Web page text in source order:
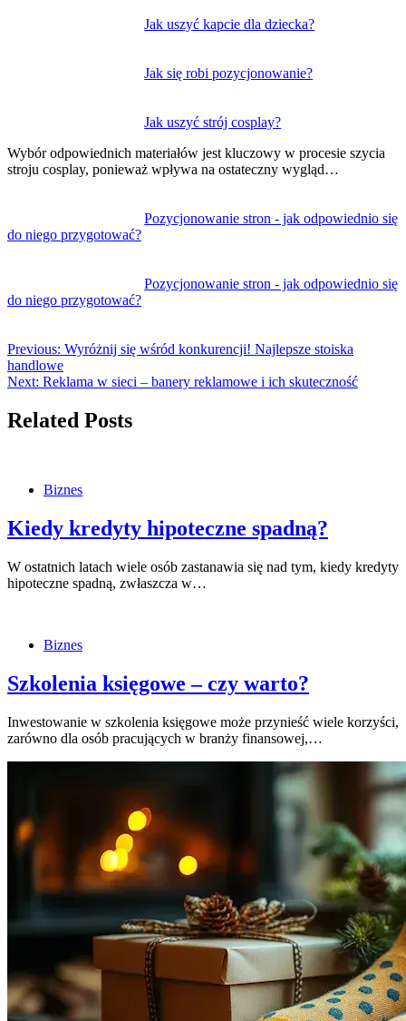
Jak uszyć kapcie dla dziecka?
Jak się robi pozycjonowanie?
Jak uszyć strój cosplay?
Wybór odpowiednich materiałów jest kluczowy w procesie szycia
stroju cosplay, ponieważ wpływa na ostateczny wygląd…
Pozycjonowanie stron - jak odpowiednio się
do niego przygotować?
Pozycjonowanie stron - jak odpowiednio się
do niego przygotować?
Previous: Wyróżnij się wśród konkurencji! Najlepsze stoiska
handlowe
Next: Reklama w sieci – banery reklamowe i ich skuteczność
Related Posts
Biznes
Kiedy kredyty hipoteczne spadną?
W ostatnich latach wiele osób zastanawia się nad tym, kiedy kredyty
hipoteczne spadną, zwłaszcza w…
Biznes
Szkolenia księgowe – czy warto?
Inwestowanie w szkolenia księgowe może przynieść wiele korzyści,
zarówno dla osób pracujących w branży finansowej,…